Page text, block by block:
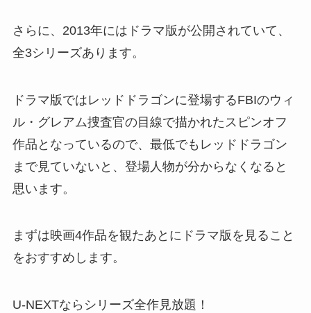
さらに、2013年にはドラマ版が公開されていて、
全3シリーズあります。
ドラマ版ではレッドドラゴンに登場するFBIのウィ
ル・グレアム捜査官の目線で描かれたスピンオフ
作品となっているので、最低でもレッドドラゴン
まで見ていないと、登場人物が分からなくなると
思います。
まずは映画4作品を観たあとにドラマ版を見ること
をおすすめします。
U-NEXTならシリーズ全作見放題！